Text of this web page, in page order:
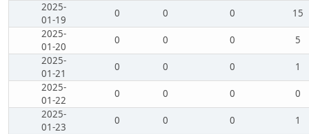
2025-
01-19
0 0 0
15
2025-
01-20
0 0 0
5
2025-
01-21
0 0 0
1
2025-
01-22
0 0 0
0
2025-
01-23
0 0 0
1